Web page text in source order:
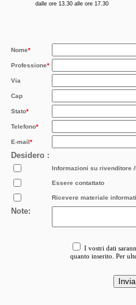
dalle ore 13.30 alle ore 17.30
Nome*
Professione*
Via
Cap
Stato*
Telefono*
E-mail*
Desidero :
Informazioni su rivenditore
Essere contattato
Ricevere materiale
Note:
I vostri dati
quanto inserito. Per